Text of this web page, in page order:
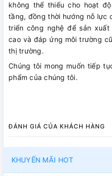
không thể thiếu cho hoạt
tầng, đồng thời hướng nỗ lực
triển công nghệ để sản
cao và đáp ứng môi trường
thị trường.
Chúng tôi mong muốn tiếp
phẩm của chúng tôi.
ĐÁNH GIÁ CỦA KHÁCH HÀNG
KHUYẾN MÃI HOT